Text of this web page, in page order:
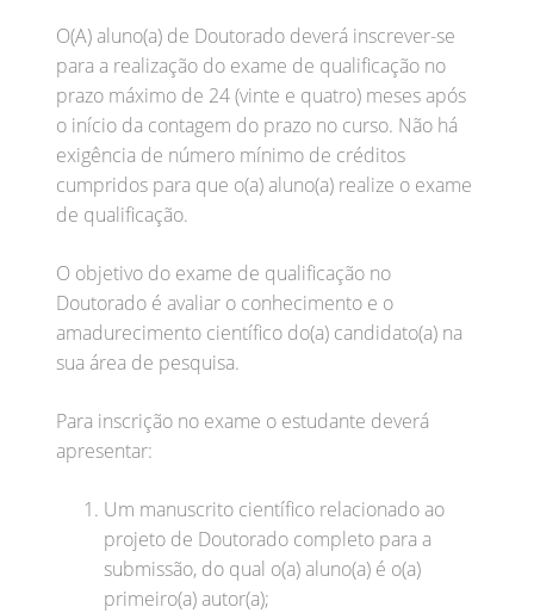
O(A) aluno(a) de Doutorado deverá inscrever-se
para a realização do exame de qualificação no
prazo máximo de 24 (vinte e quatro) meses após
o início da contagem do prazo no curso. Não há
exigência de número mínimo de créditos
cumpridos para que o(a) aluno(a) realize o exame
de qualificação.
O objetivo do exame de qualificação no
Doutorado é avaliar o conhecimento e o
amadurecimento científico do(a) candidato(a) na
sua área de pesquisa.
Para inscrição no exame o estudante deverá
apresentar:
Um manuscrito científico relacionado ao
projeto de Doutorado completo para a
submissão, do qual o(a) aluno(a) é o(a)
primeiro(a) autor(a);